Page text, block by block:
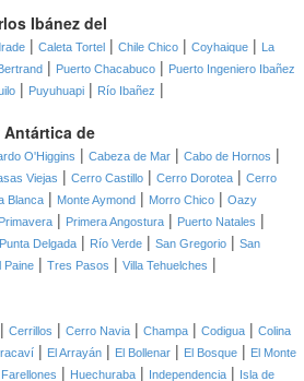
Ibánez del
| Caleta Tortel | Chile Chico | Coyhaique |
La
| Puerto Chacabuco | Puerto Ingeniero Ibañez
| Puyuhuapi | Río Ibañez |
Antártica de
O'Higgins | Cabeza de Mar | Cabo de Hornos |
Viejas | Cerro Castillo | Cerro Dorotea | Cerro
Blanca | Monte Aymond | Morro Chico | Oazy
Primavera | Primera Angostura | Puerto Natales |
Punta Delgada | Río Verde | San Gregorio | San
Paine | Tres Pasos | Villa Tehuelches |
| Cerrillos | Cerro Navia | Champa | Codigua | Colina
| El Arrayán | El Bollenar | El Bosque | El Monte
Farellones | Huechuraba | Independencia | Isla de